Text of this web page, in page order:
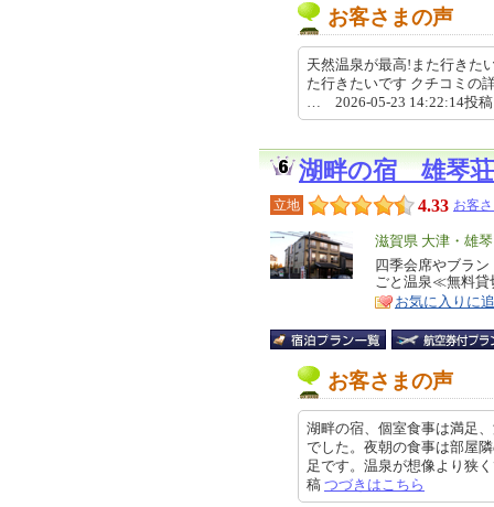
お客さまの声
天然温泉が最高!また行きた
た行きたいです クチコミの
… 2026-05-23 14:22:14投
湖畔の宿 雄琴荘
立地 4.33 お客
エ
リ
ア
滋賀県 大津・雄
特
徴
四季会席やブラ
ごと温泉≪無料
お気に入りに
お客さまの声
湖畔の宿、個室食事は満足
でした。夜朝の食事は部屋
足です。温泉が想像より狭
稿 つづきはこちら